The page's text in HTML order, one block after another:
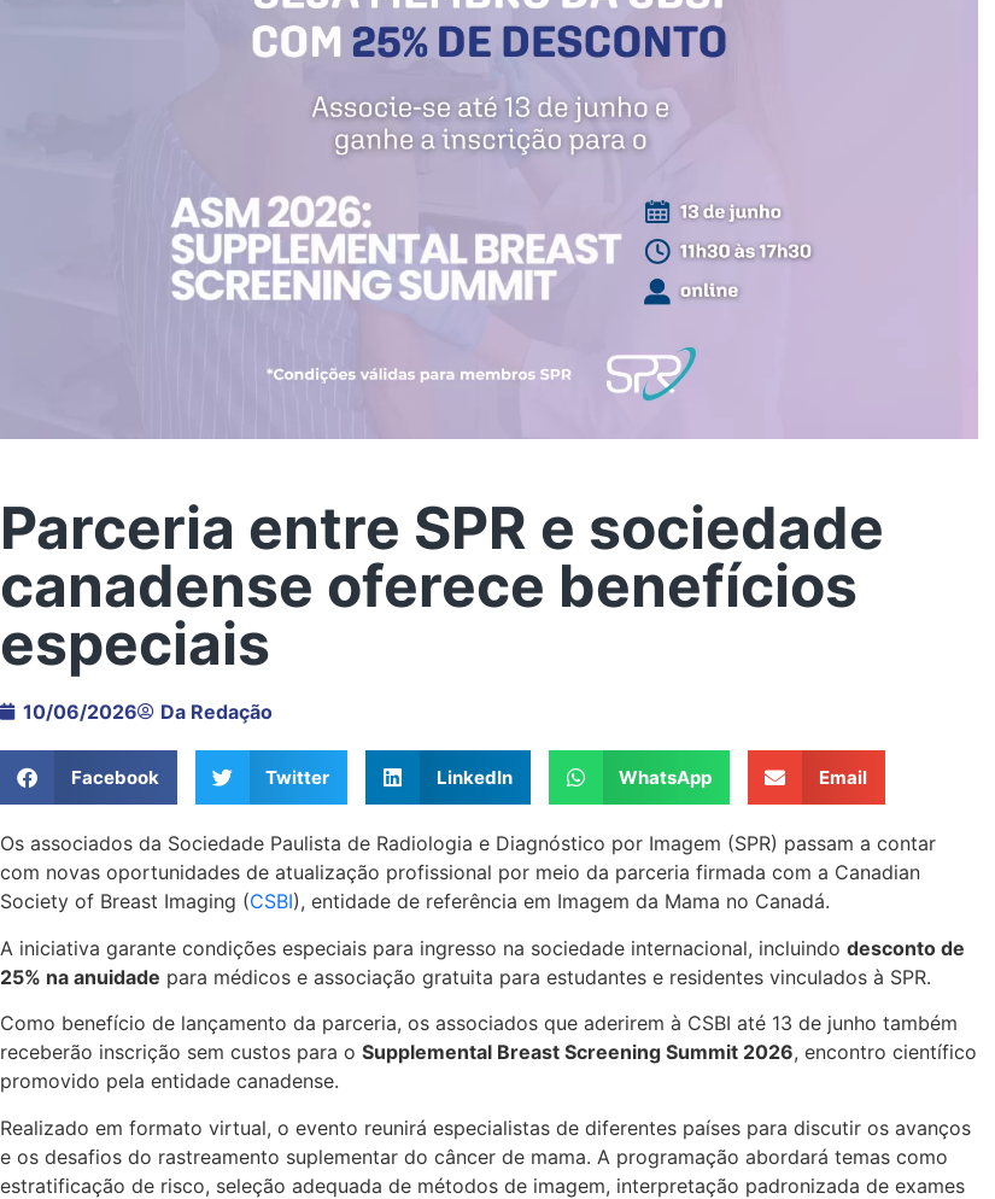
Parceria entre SPR e sociedade
canadense oferece benefícios
especiais
10/06/2026 Da Redação
Facebook Twitter LinkedIn WhatsApp Email
Os associados da Sociedade Paulista de Radiologia e Diagnóstico por Imagem (SPR) passam a contar
com novas oportunidades de atualização profissional por meio da parceria firmada com a Canadian
Society of Breast Imaging (CSBI), entidade de referência em Imagem da Mama no Canadá.
A iniciativa garante condições especiais para ingresso na sociedade internacional, incluindo desconto de
25% na anuidade para médicos e associação gratuita para estudantes e residentes vinculados à SPR.
Como benefício de lançamento da parceria, os associados que aderirem à CSBI até 13 de junho também
receberão inscrição sem custos para o Supplemental Breast Screening Summit 2026, encontro científico
promovido pela entidade canadense.
Realizado em formato virtual, o evento reunirá especialistas de diferentes países para discutir os avanços
e os desafios do rastreamento suplementar do câncer de mama. A programação abordará temas como
estratificação de risco, seleção adequada de métodos de imagem, interpretação padronizada de exames